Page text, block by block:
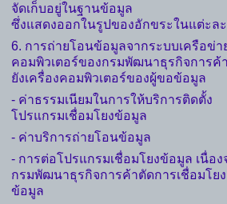
จัดเก็บอยู่ในฐานข้อมูล
ซึ่งแสดงออกในรูปของอักขระในแต่ะล
6. การถ่ายโอนข้อมูลจากระบบเครือข่า
คอมพิวเตอร์ของกรมพัฒนาธุรกิจการค้
ยังเครื่องคอมพิวเตอร์ของผู้ขอข้อมูล
- ค่าธรรมเนียมในการให้บริการติดตั้ง
โปรแกรมเชื่อมโยงข้อมูล
- ค่าบริการถ่ายโอนข้อมูล
- การต่อโปรแกรมเชื่อมโยงข้อมูล เนื่อง
กรมพัฒนาธุรกิจการค้าตัดการเชื่อมโยง
ข้อมูล